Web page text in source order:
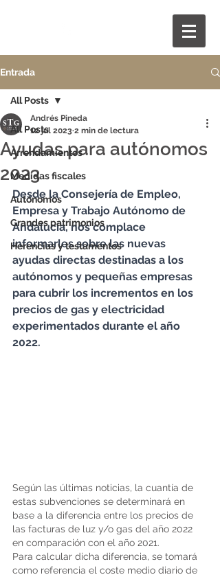
Entrada
All Posts
Arrendamientos
Medidas fiscales
Autónomos
Grandes patrimonios
Herencias y testamentos
All Posts
Ayudas para autónomos
2023
Andrés Pineda
12 jul 2023 2 min de lectura
Desde la Consejería de Empleo,
Empresa y Trabajo Autónomo de
Andalucía, nos complace
informarles sobre las nuevas
ayudas directas destinadas a los
autónomos y pequeñas empresas
para cubrir los incrementos en los
precios de gas y electricidad
experimentados durante el año
2022.
Según las últimas noticias, la cuantía de
estas subvenciones se determinará en
base a la diferencia entre los precios de
las facturas de luz y/o gas del año 2022
en comparación con el año 2021.
Para calcular dicha diferencia, se tomará
como referencia el coste medio diario de